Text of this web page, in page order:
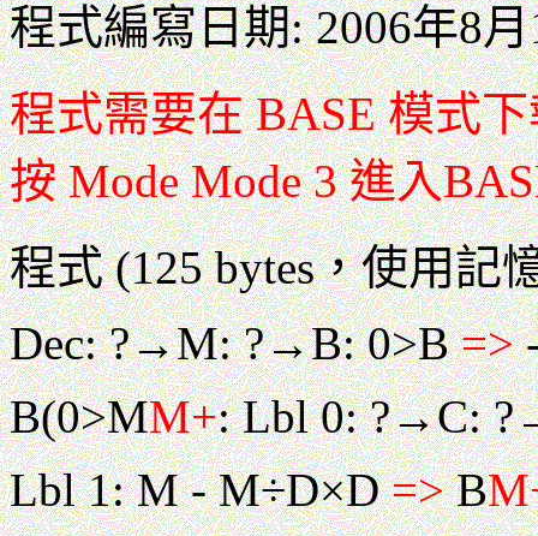
程式編寫日期: 2006年8
程式需要在 BASE 模式
按 Mode Mode 3 進入
程式 (125 bytes，使用記
Dec: ?→M: ?→B: 0>B=>
B(0>MM+: Lbl 0: ?→C:
Lbl 1: M - M÷D×D=>B